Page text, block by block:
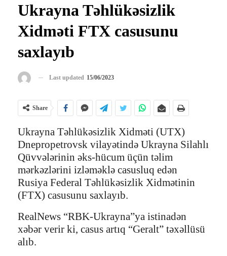
Ukrayna Təhlükəsizlik
Xidməti FTX casusunu
saxlayıb
Last updated 15/06/2023
Share
Ukrayna Təhlükəsizlik Xidməti (UTX)
Dnepropetrovsk vilayətində Ukrayna Silahlı
Qüvvələrinin əks-hücum üçün təlim
mərkəzlərini izləməklə casusluq edən
Rusiya Federal Təhlükəsizlik Xidmətinin
(FTX) casusunu saxlayıb.
RealNews “RBK-Ukrayna”ya istinadən
xəbər verir ki, casus artıq “Geralt” təxəllüsü
alıb.